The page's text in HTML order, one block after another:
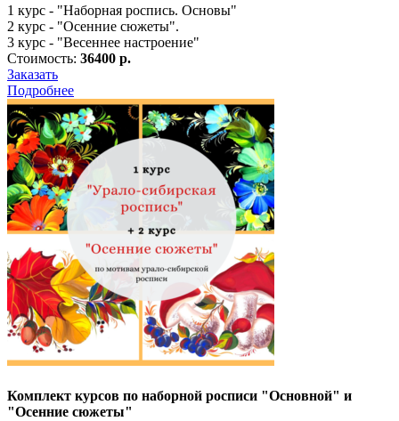
1 курс - "Наборная роспись. Основы"
2 курс - "Осенние сюжеты".
3 курс - "Весеннее настроение"
Стоимость: 36400 р.
Заказать
Подробнее
Комплект курсов по наборной росписи "Основной" и
"Осенние сюжеты"